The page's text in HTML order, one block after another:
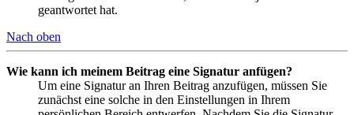
geantwortet hat.
Nach oben
Wie kann ich meinem Beitrag eine Signatur anfügen?
Um eine Signatur an Ihren Beitrag anzufügen, müssen Sie
zunächst eine solche in den Einstellungen in Ihrem